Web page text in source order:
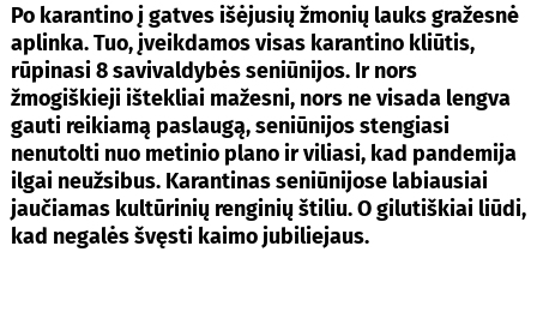
Po karantino į gatves išėjusių žmonių lauks gražesnė
aplinka. Tuo, įveikdamos visas karantino kliūtis,
rūpinasi 8 savivaldybės seniūnijos. Ir nors
žmogiškieji­ ištekliai mažesni, nors ne visada lengva
gauti reikiamą paslaugą, seniūnijos stengiasi
nenutolti nuo metinio plano ir viliasi, kad pandemija
ilgai neužsibus. Karantinas seniūnijose labiausiai
jaučiamas kultūrinių renginių štiliu. O gilutiškiai liūdi,
kad ne­galės švęsti kaimo jubiliejaus.